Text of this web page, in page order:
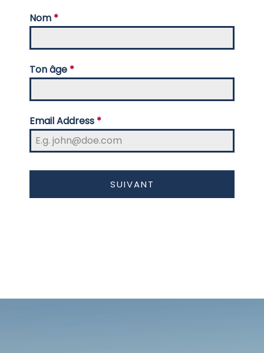
Nom *
Ton âge *
Email Address *
SUIVANT